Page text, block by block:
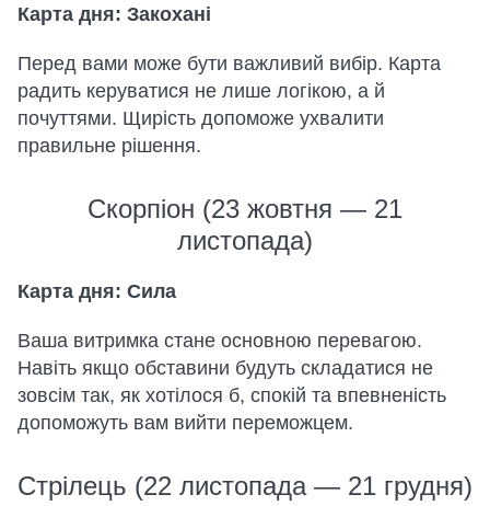
Карта дня: Закохані
Перед вами може бути важливий вибір. Карта
радить керуватися не лише логікою, а й
почуттями. Щирість допоможе ухвалити
правильне рішення.
Скорпіон (23 жовтня — 21
листопада)
Карта дня: Сила
Ваша витримка стане основною перевагою.
Навіть якщо обставини будуть складатися не
зовсім так, як хотілося б, спокій та впевненість
допоможуть вам вийти переможцем.
Стрілець (22 листопада — 21 грудня)